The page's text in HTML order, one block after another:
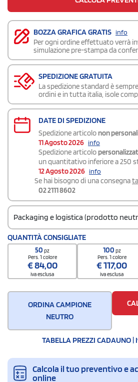
BOZZA GRAFICA GRATIS info
Per ogni ordine effettuato verrà
simulazione pre-stampa da
SPEDIZIONE GRATUITA
La spedizione standard è
ordini e in tutta italia, isole
DATE DI SPEDIZIONE
Spedizione articolo non
11 Agosto 2026 info
Spedizione articolo
un quantitativo inferiore a 250
12 Agosto 2026 info
Se hai bisogno di una consegna
02 2111 8602
Packaging e logistica (prodotto
Codice doganale
8211 9300
Quantità per confezione
Quantità per scatola
500
QUANTITÀ CONSIGLIATE
50pz
Pers. 1 colore
€84,00
iva esclusa
100 pz
Pers. 1 colore
€117,00
iva esclusa
ORDINA CAMPIONE
NEUTRO
TABELLA PREZZI CADAUNO
Calcola il tuo preventivo e
online